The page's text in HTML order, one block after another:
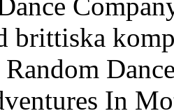
brittiska
Random
In